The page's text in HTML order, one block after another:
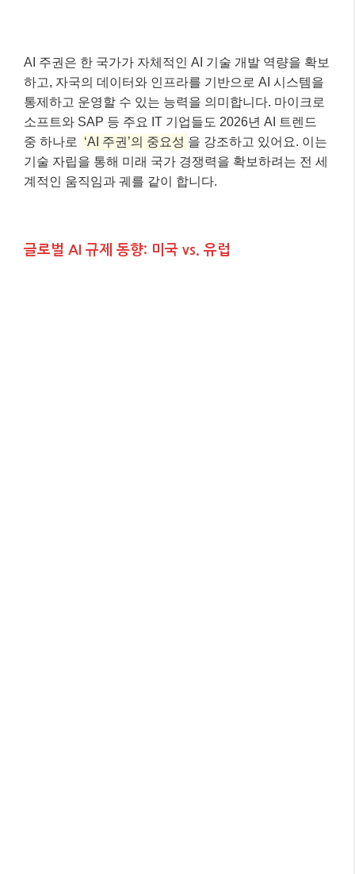
AI 주권은 한 국가가 자체적인 AI 기술 개발 역량을 확보
하고, 자국의 데이터와 인프라를 기반으로 AI 시스템을
통제하고 운영할 수 있는 능력을 의미합니다. 마이크로
소프트와 SAP 등 주요 IT 기업들도 2026년 AI 트렌드
중 하나로
‘AI 주권’의 중요성 을 강조하고 있어요. 이는
기술 자립을 통해 미래 국가 경쟁력을 확보하려는 전 세
계적인 움직임과 궤를 같이 합니다.
글로벌 AI 규제 동향: 미국 vs. 유럽